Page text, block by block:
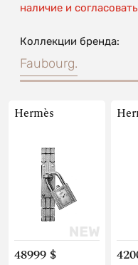
наличие и
Коллекции бренда:
Faubourg.
Hermès
48999 $